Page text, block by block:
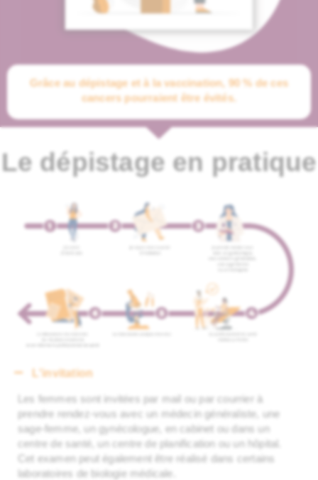
Grâce au dépistage et à la vaccination, 90 % de ces
cancers pourraient être évités.
Le dépistage en pratique
L'invitation
Les femmes sont invitées par mail ou par courrier à
prendre rendez-vous avec un médecin généraliste, une
sage-femme, un gynécologue, en cabinet ou dans un
centre de santé, un centre de planification ou un hôpital.
Cet examen peut également être réalisé dans certains
laboratoires de biologie médicale.